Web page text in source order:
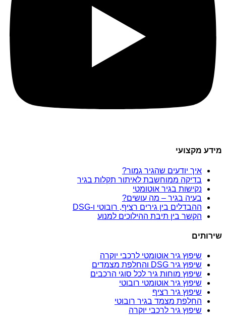
מידע מקצועי
איך יודעים שהגיר גמור?
בדיקה ממוחשבת לאיתור תקלות בגיר
נקישות בגיר אוטומטי
בעיה בגיר – מה עושים?
ההבדלים בין גירים רציף, רובוטי ו-DSG
הקשר בין תיבת ההילוכים למנוע
שירותים
שיפוץ גיר אוטומטי לרכבי יוקרה
שיפוץ גיר DSG והחלפת מצמדים
שיפוץ מוחות גיר לכל סוגי הרכבים
שיפוץ גיר אוטומטי רובוטי
שיפוץ גיר רציף
החלפת מצמד בגיר רובוטי
שיפוץ גיר לרכבי יוקרה